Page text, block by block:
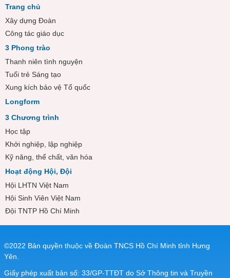
Trang chủ
Xây dựng Đoàn
Công tác giáo dục
3 Phong trào
Thanh niên tình nguyện
Tuổi trẻ Sáng tạo
Xung kích bảo vệ Tổ quốc
Longform
3 Chương trình
Học tập
Khởi nghiệp, lập nghiệp
Kỹ năng, thể chất, văn hóa
Hoạt động Hội, Đội
Hội LHTN Việt Nam
Hội Sinh Viên Việt Nam
Đội TNTP Hồ Chí Minh
©2022 Bản quyền thuộc về Đoàn TNCS Hồ Chí Minh tỉnh Hưng
Yên.
Giấy phép xuất bản số: 33/GP-TTĐT do Sở Thông tin và Truyền